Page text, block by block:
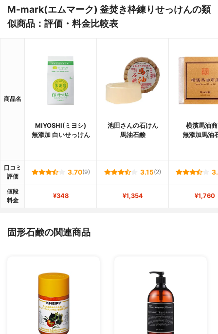
M-mark(エムマーク) 釜焚き枠練りせっけんの類
似商品：評価・料金比較表
商品名
MIYOSHI(ミヨシ)
無添加 白いせっけん
池田さんの石けん
馬油石鹸
横濱馬油
無添加馬油
口コミ
評価
3.70(9) 3.15(2)
値段
料金
¥348 ¥1,354 ¥1,760
固形石鹸の関連商品